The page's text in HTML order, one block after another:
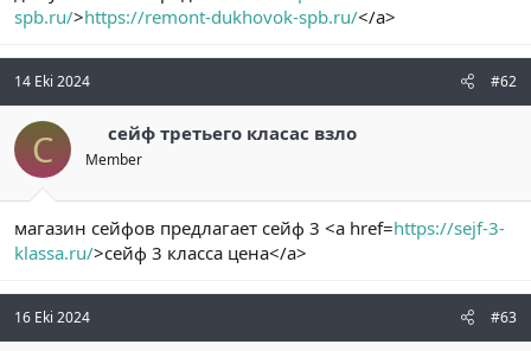
n
i
spb.ru/>https://remont-dukhovok-spb.ru/</a>
14 Eki 2024 #62
С сейф третьего класас взло
Member
магазин сейфов предлагает сейф 3 <a href=https://sejf-3-
klassa.ru/>сейф 3 класса цена</a>
16 Eki 2024 #63